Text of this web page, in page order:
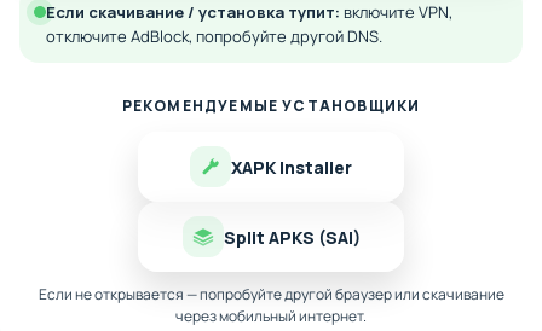
Если скачивание / установка тупит: включите VPN,
отключите AdBlock, попробуйте другой DNS.
РЕКОМЕНДУЕМЫЕ УСТАНОВЩИКИ
XAPK Installer
Split APKS (SAI)
Если не открывается — попробуйте другой браузер или скачивание
через мобильный интернет.